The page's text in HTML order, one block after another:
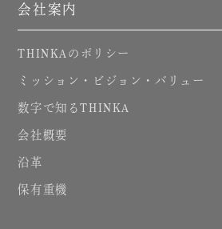
会社案内
THINKA のポリシー
ミッション・ビジョン・バリュー
数字で知るTHINKA
会社概要
沿革
保有重機